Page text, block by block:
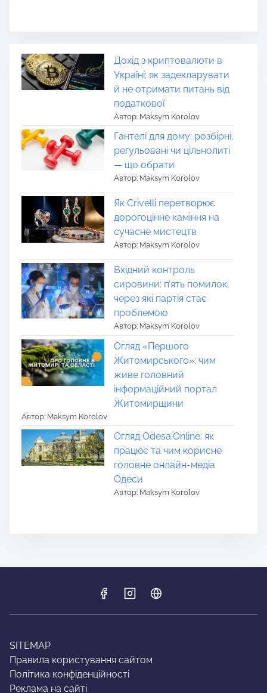
Дохід з криптовалюти в
Україні: як задекларувати
й не отримати питань від
податкової
Автор: Maksym Korolov
Гантелі для дому: розбірні,
регульовані чи цільнолиті
— що обрати
Автор: Maksym Korolov
Як Crivelli перетворює
дорогоцінне каміння на
сучасне мистецтв
Автор: Maksym Korolov
Вхідний контроль
сировини: п’ять помилок,
через які партія стає
проблемою
Автор: Maksym Korolov
Огляд «Першого
Житомирського»: чим
живе головний
інформаційний портал
Житомирщини
Автор: Maksym Korolov
Огляд Odesa.Online: як
працює та чим корисне
головне онлайн-медіа
Одеси
Автор: Maksym Korolov
SITEMAP
Правила користування сайтом
Політика конфіденційності
Реклама на сайті